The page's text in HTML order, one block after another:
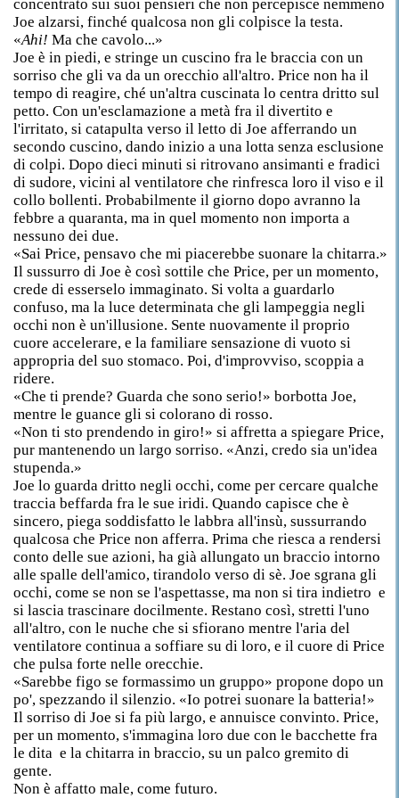
concentrato sui suoi pensieri che non percepisce nemmeno
Joe alzarsi, finché qualcosa non gli colpisce la testa.
«Ahi! Ma che cavolo...»
Joe è in piedi, e stringe un cuscino fra le braccia con un
sorriso che gli va da un orecchio all'altro. Price non ha il
tempo di reagire, ché un'altra cuscinata lo centra dritto sul
petto. Con un'esclamazione a metà fra il divertito e
l'irritato, si catapulta verso il letto di Joe afferrando un
secondo cuscino, dando inizio a una lotta senza esclusione
di colpi. Dopo dieci minuti si ritrovano ansimanti e fradici
di sudore, vicini al ventilatore che rinfresca loro il viso e il
collo bollenti. Probabilmente il giorno dopo avranno la
febbre a quaranta, ma in quel momento non importa a
nessuno dei due.
«Sai Price, pensavo che mi piacerebbe suonare la chitarra.»
Il sussurro di Joe è così sottile che Price, per un momento,
crede di esserselo immaginato. Si volta a guardarlo
confuso, ma la luce determinata che gli lampeggia negli
occhi non è un'illusione. Sente nuovamente il proprio
cuore accelerare, e la familiare sensazione di vuoto si
appropria del suo stomaco. Poi, d'improvviso, scoppia a
ridere.
«Che ti prende? Guarda che sono serio!» borbotta Joe,
mentre le guance gli si colorano di rosso.
«Non ti sto prendendo in giro!» si affretta a spiegare Price,
pur mantenendo un largo sorriso. «Anzi, credo sia un'idea
stupenda.»
Joe lo guarda dritto negli occhi, come per cercare qualche
traccia beffarda fra le sue iridi. Quando capisce che è
sincero, piega soddisfatto le labbra all'insù, sussurrando
qualcosa che Price non afferra. Prima che riesca a rendersi
conto delle sue azioni, ha già allungato un braccio intorno
alle spalle dell'amico, tirandolo verso di sè. Joe sgrana gli
occhi, come se non se l'aspettasse, ma non si tira indietro e
si lascia trascinare docilmente. Restano così, stretti l'uno
all'altro, con le nuche che si sfiorano mentre l'aria del
ventilatore continua a soffiare su di loro, e il cuore di Price
che pulsa forte nelle orecchie.
«Sarebbe figo se formassimo un gruppo» propone dopo un
po', spezzando il silenzio. «Io potrei suonare la batteria!»
Il sorriso di Joe si fa più largo, e annuisce convinto. Price,
per un momento, s'immagina loro due con le bacchette fra
le dita e la chitarra in braccio, su un palco gremito di
gente.
Non è affatto male, come futuro.